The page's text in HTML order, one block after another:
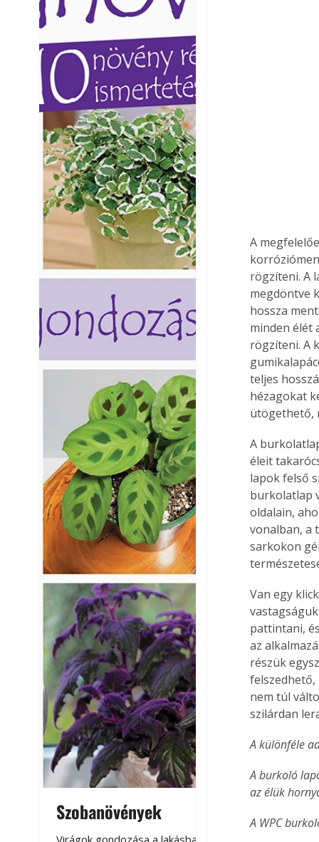
Szobanövények
teraszon,
A
rögzíteni. A
megdöntve
hossza
minden élét
rögzíteni. A
teljes
hézagokat
ütögethető,
A
éleit
lapok felső
burkolatlap
oldalain,
vonalban, a
sarkokon
Van egy
pattintani,
az
részük
nem túl
szilárdan
A különféle
A burkoló
az élük
A WPC